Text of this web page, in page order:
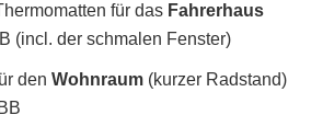
für das Fahrerhaus
(incl. der schmalen Fenster)
den Wohnraum (kurzer Radstand)